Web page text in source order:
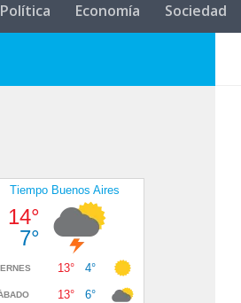
Política Economía Sociedad